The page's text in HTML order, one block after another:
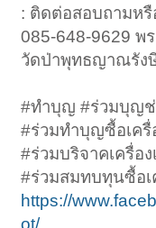
: ติดต่อสอบถามห
085-648-9629
วัดป่าพุทธญาณรัง
#ทำบุญ #ร่วมบุญ
#ร่วมทำบุญซื้อเครื่
#ร่วมบริจาคเครื่อ
#ร่วมสมทบทุนซื้อเ
https://
ot/